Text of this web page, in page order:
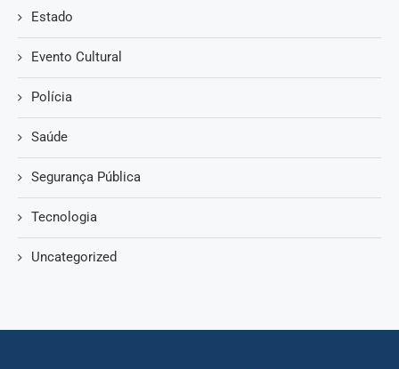
Estado
Evento Cultural
Polícia
Saúde
Segurança Pública
Tecnologia
Uncategorized